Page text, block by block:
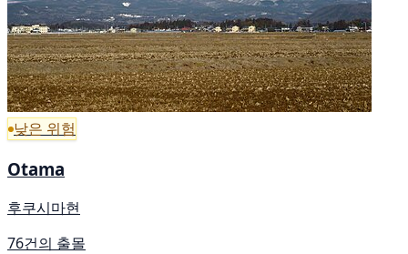
낮은 위험
Otama
후쿠시마현
76건의 출몰